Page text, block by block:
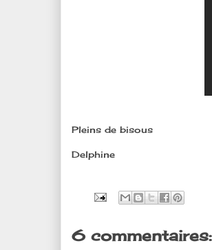
Pleins de bisous
Delphine
6 commentaires: